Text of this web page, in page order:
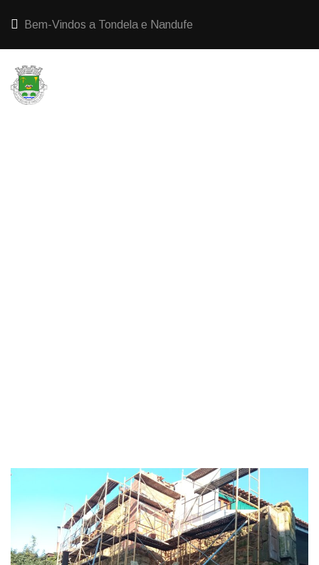
Bem-Vindos a Tondela e Nandufe